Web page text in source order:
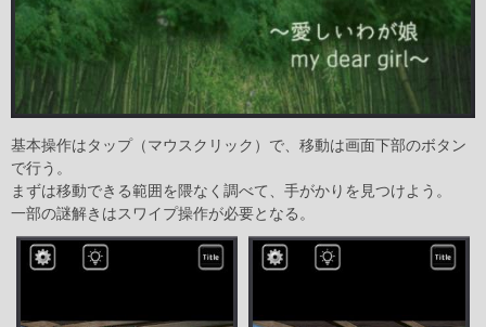
基本操作はタップ（マウスクリック）で、移動は画面下部のボタン
で行う。
まずは移動できる範囲を隈なく調べて、手がかりを見つけよう。
一部の謎解きはスワイプ操作が必要となる。